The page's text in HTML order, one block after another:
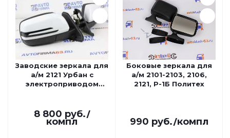
Заводские зеркала для
а/м 2121 Урбан с
электроприводом
поворотниками в
стиле Мерседес AMG
8 800 руб./
компл
Боковые зеркала для
а/м 2101-2103, 2106,
2121, Р-1Б Политех
990 руб./компл